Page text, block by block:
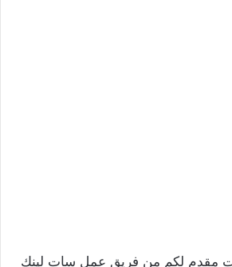
مقدم لكم من فريق عمل سات لينك